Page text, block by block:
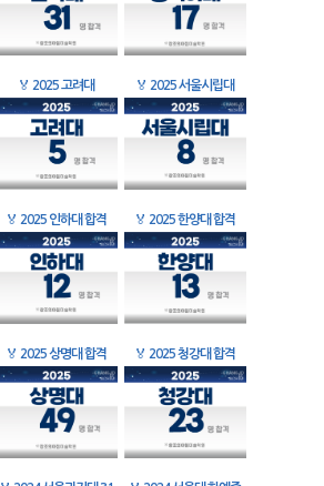
🏅 2025 고려대 🏅 2025 서울시립대
🏅 2025 인하대 합격 🏅 2025 한양대 합격
🏅 2025 상명대 합격 🏅 2025 청강대 합격